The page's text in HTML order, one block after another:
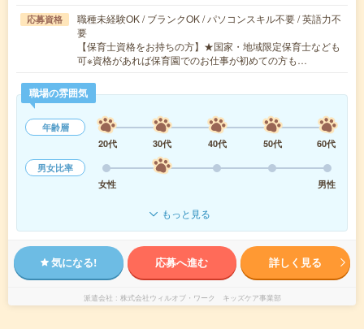
応募資格
職種未経験OK / ブランクOK / パソコンスキル不要 / 英語力不
要
【保育士資格をお持ちの方】★国家・地域限定保育士なども
可※資格があれば保育園でのお仕事が初めての方も…
職場の雰囲気
年齢層
20代
30代 40代 50代
60代
男女比率
女性
男性
もっと見る
気になる! 応募へ進む 詳しく見る
派遣会社 株式会社ウィルオブ・ワーク キッズケア事業部